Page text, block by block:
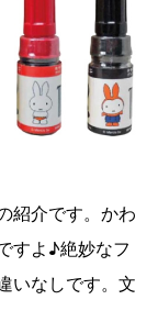
紹介です。かわ
すよ♪絶妙なフ
いなしです。文